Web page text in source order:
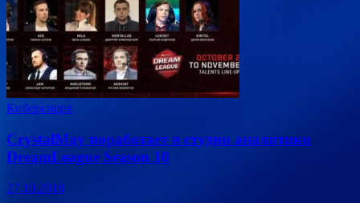
Киберспорт
CrystalMay поработает в студии аналитики
DreamLeague Season 10
27.10.2018